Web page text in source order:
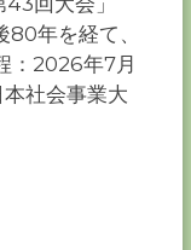
年を経て、
：2026年7月
本社会事業大